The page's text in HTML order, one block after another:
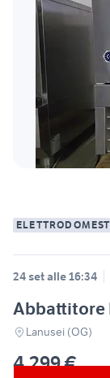
24 set alle 16:34
Abbattitore
Lanusei (OG)
4.299 €